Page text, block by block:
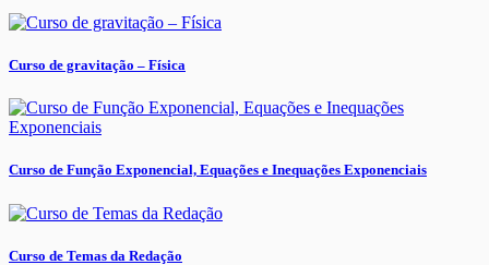
Curso de gravitação – Física
Curso de Função Exponencial, Equações e Inequações Exponenciais
Curso de Temas da Redação